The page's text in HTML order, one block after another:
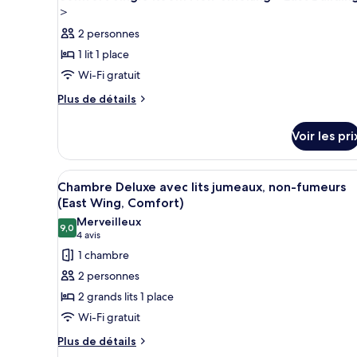
Semi
Double)
Double,
non-
fumeurs
(Main
Building,
Double)
toutes
les
photos
pour
ce
type
Comfort
Single
Room
Non-
Smoking
＜
East
Building
＞
＞
2 personnes
1 lit 1 place
Wi-Fi gratuit
Plus de détails
Plus
le
type
de
chambre
Comfort
Single
Room
Non-
Smoking
＜
East
Building
Voir les
Afficher
toutes
les
photos
pour
ce
type
de
chambre :
Chambre
Une chambre d’hôtel avec
7
Chambre Deluxe avec lits jumeaux, non-fumeurs
(East Wing, Comfort)
9,09,0 sur 10
Merveilleux
4 avis
(4 avis)
1 chambre
2 personnes
2 grands lits 1 place
Wi-Fi gratuit
Plus de détails
Plus